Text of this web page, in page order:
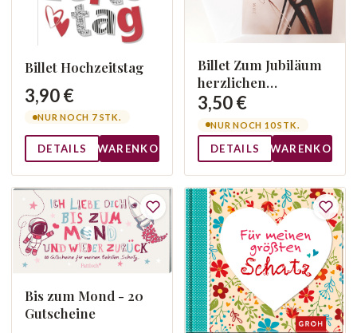
Billet Hochzeitstag
3,90 €
NUR NOCH 7 STK.
DETAILS WARENKORB
Billet Zum Jubiläum
herzlichen
Glückwunsch!
3,50 €
NUR NOCH 10 STK.
DETAILS WARENKORB
Bis zum Mond - 20
Gutscheine